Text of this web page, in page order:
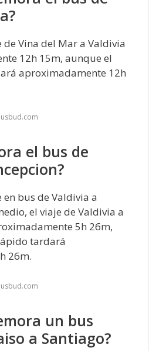
Vina del Mar a Valdivia
12h 15m, aunque el
aproximadamente 12h
el bus de
bus de Valdivia a
el viaje de Valdivia a
5h 26m,
tardará
26m.
un bus
a Santiago?